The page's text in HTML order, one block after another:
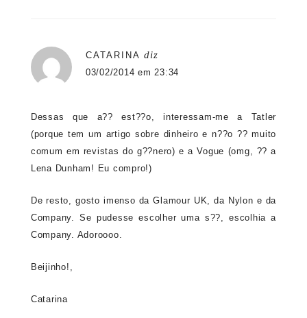
CATARINA diz
03/02/2014 em 23:34
Dessas que a?? est??o, interessam-me a Tatler
(porque tem um artigo sobre dinheiro e n??o ?? muito
comum em revistas do g??nero) e a Vogue (omg, ?? a
Lena Dunham! Eu compro!)
De resto, gosto imenso da Glamour UK, da Nylon e da
Company. Se pudesse escolher uma s??, escolhia a
Company. Adoroooo.
Beijinho!,
Catarina